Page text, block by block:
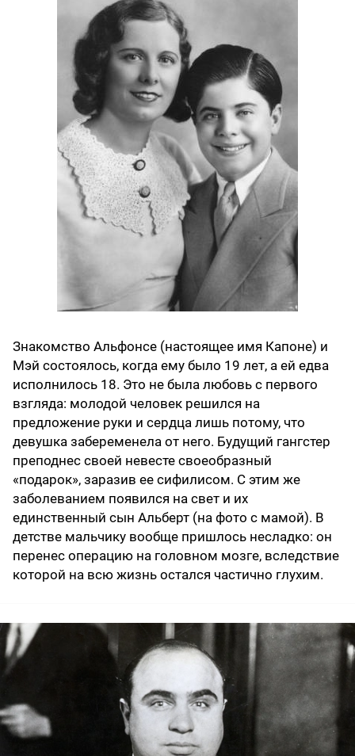
Знакомство Альфонсе (настоящее имя Капоне) и
Мэй состоялось, когда ему было 19 лет, а ей едва
исполнилось 18. Это не была любовь с первого
взгляда: молодой человек решился на
предложение руки и сердца лишь потому, что
девушка забеременела от него. Будущий гангстер
преподнес своей невесте своеобразный
«подарок», заразив ее сифилисом. С этим же
заболеванием появился на свет и их
единственный сын Альберт (на фото с мамой). В
детстве мальчику вообще пришлось несладко: он
перенес операцию на головном мозге, вследствие
которой на всю жизнь остался частично глухим.